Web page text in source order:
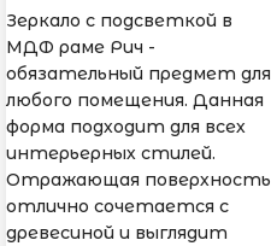
Зеркало с подсветкой в
МДФ раме Рич -
обязательный предмет для
любого помещения. Данная
форма подходит для всех
интерьерных стилей.
Отражающая поверхность
отлично сочетается с
древесиной и выглядит